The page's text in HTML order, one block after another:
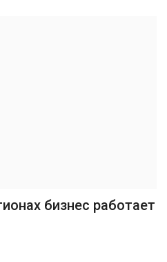
бизнес работает